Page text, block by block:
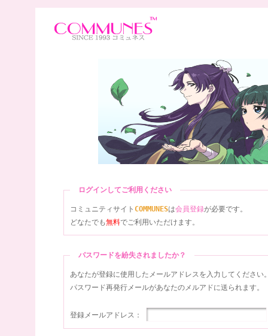
ログインしてご利用ください
コミュニティサイト COMMUNESは会員登録が必要です。
どなたでも無料でご利用いただけます。
パスワードを紛失されましたか？
あなたが登録に使用したメールアドレスを入力してください
パスワード再発行メールがあなたのメルアドに送られます。
登録メールアドレス：